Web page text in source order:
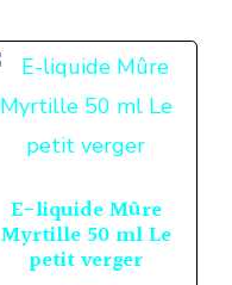
E-liquide Mûre
Myrtille 50 ml Le
petit verger